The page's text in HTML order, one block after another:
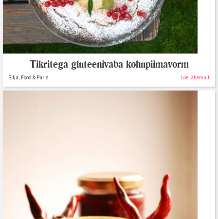
Tikritega gluteenivaba kohupiimavorm
Silja, Food & Paris Loe lähemalt